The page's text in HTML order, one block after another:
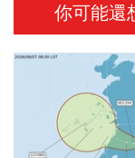
你可能還